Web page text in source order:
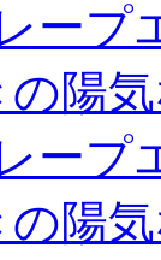
ープ
陽
ープ
陽